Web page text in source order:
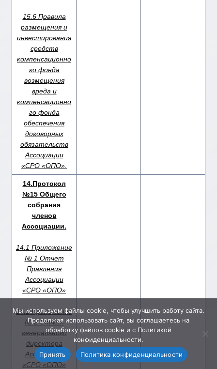
15.6 Правила
размещения и
инвестирования
средств
компенсационно
го фонда
возмещения
вреда и
компенсационно
го фонда
обеспечения
договорных
обязательств
Ассоциации
«СРО «ОПО».
14.Протокол
№15 Общего
собрания
членов
Ассоциации.
14.1 Приложение
№ 1 Отчет
Правления
Ассоциации
«СРО «ОПО»
14.2 Приложение
№ 2 Отчет
генерального
директора
Ассоциации
«СРО «ОПО»
01.04.2016 11:00
Мы используем файлы cookie, чтобы улучшить работу сайта.
Продолжая использовать сайт, вы соглашаетесь на
обработку файлов cookie и с Политикой
конфиденциальности.
Принять
Политика конфиденциальности